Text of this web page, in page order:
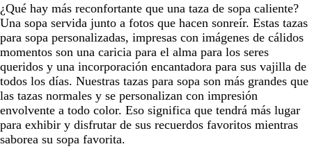
¿Qué hay más reconfortante que una taza de sopa caliente?
Una sopa servida junto a fotos que hacen sonreír. Estas tazas
para sopa personalizadas, impresas con imágenes de cálidos
momentos son una caricia para el alma para los seres
queridos y una incorporación encantadora para sus vajilla de
todos los días. Nuestras tazas para sopa son más grandes que
las tazas normales y se personalizan con impresión
envolvente a todo color. Eso significa que tendrá más lugar
para exhibir y disfrutar de sus recuerdos favoritos mientras
saborea su sopa favorita.